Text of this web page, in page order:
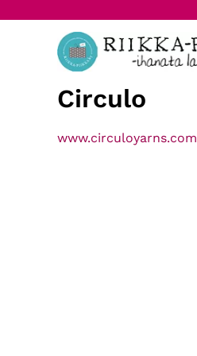
Circulo
www.circuloyarns.com